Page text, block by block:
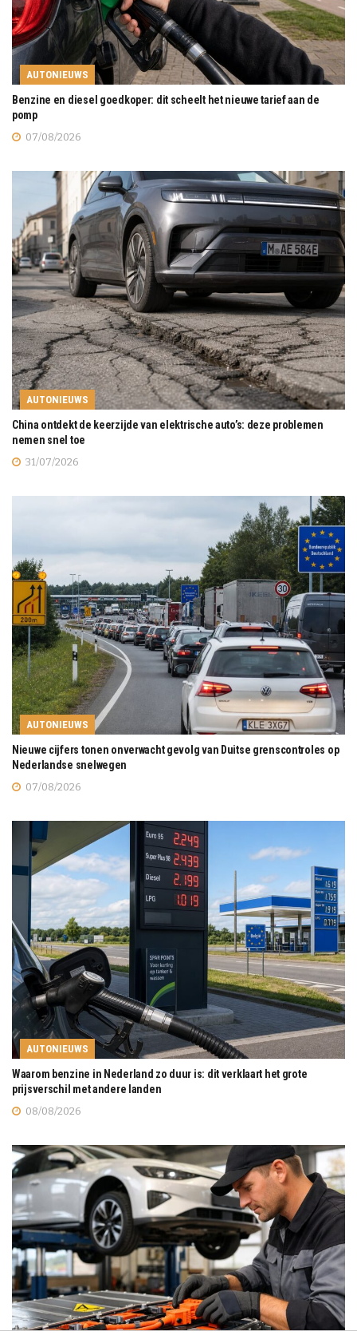
AUTONIEUWS
Benzine en diesel goedkoper: dit scheelt het nieuwe tarief aan de
pomp
07/08/2026
AUTONIEUWS
China ontdekt de keerzijde van elektrische auto’s: deze problemen
nemen snel toe
31/07/2026
AUTONIEUWS
Nieuwe cijfers tonen onverwacht gevolg van Duitse grenscontroles op
Nederlandse snelwegen
07/08/2026
AUTONIEUWS
Waarom benzine in Nederland zo duur is: dit verklaart het grote
prijsverschil met andere landen
08/08/2026